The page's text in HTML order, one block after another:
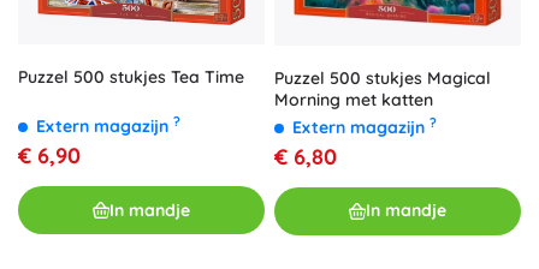
Puzzel 500 stukjes Tea Time
Extern magazijn ?
€ 6,90
In mandje
Puzzel 500 stukjes Magical
Morning met katten
Extern magazijn ?
€ 6,80
In mandje